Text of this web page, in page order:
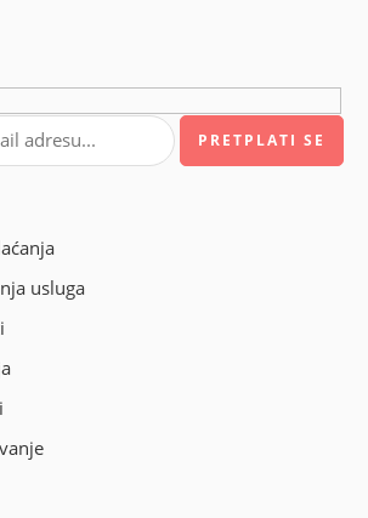
usluga